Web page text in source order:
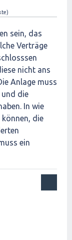
sein, das
Verträge
nicht ans
Anlage muss
die
In wie
können, die
ein